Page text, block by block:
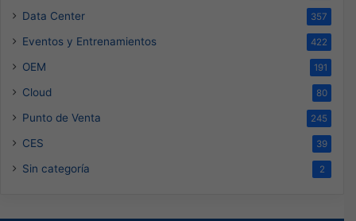
Data Center 357
Eventos y Entrenamientos 422
OEM 191
Cloud 80
Punto de Venta 245
CES 39
Sin categoría 2